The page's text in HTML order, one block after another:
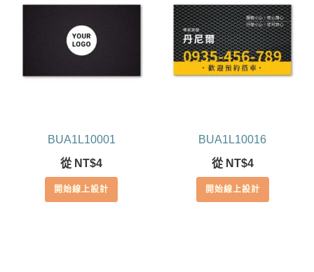
BUA1L10001
從 NT$4
開始線上設計
BUA1L10016
從 NT$4
開始線上設計